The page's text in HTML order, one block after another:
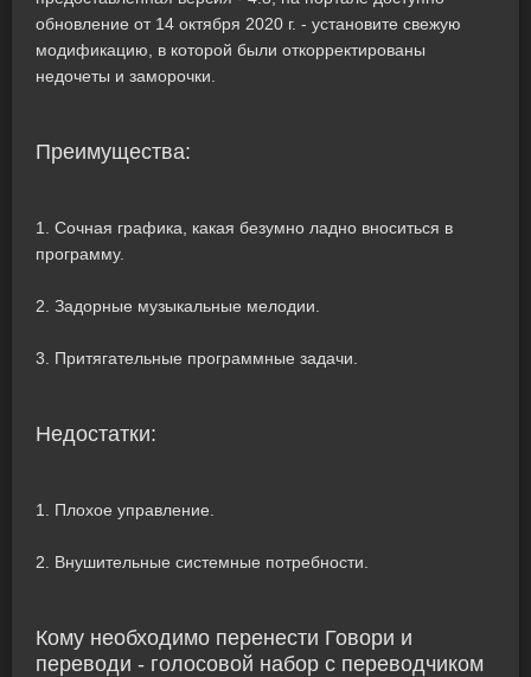
обновление от 14 октября 2020 г. - установите свежую
модификацию, в которой были откорректированы
недочеты и заморочки.
Преимущества:
1. Сочная графика, какая безумно ладно вноситься в
программу.
2. Задорные музыкальные мелодии.
3. Притягательные программные задачи.
Недостатки:
1. Плохое управление.
2. Внушительные системные потребности.
Кому необходимо перенести Говори и
переводи - голосовой набор с переводчиком